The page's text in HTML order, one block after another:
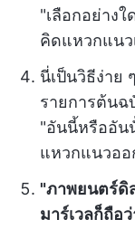
"เลือกอย่าง
คิดแหวกแนว
นี่เป็นวิธีง่าย
รายการต้นฉ
"อันนี้หรืออัน
แหวกแนวออ
"ภาพยนตร์ดิ
มาร์เวลก็ถือ